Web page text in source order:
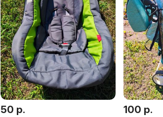
50 р. 100 р.